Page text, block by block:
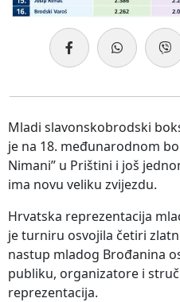
Mladi slavonskobrodski
je na 18. međunarodnom
Nimani” u Prištini i još
ima novu veliku zvijezdu.
Hrvatska reprezentacija
je turniru osvojila četiri
nastup mladog Brođanina
publiku, organizatore i
reprezentacija.